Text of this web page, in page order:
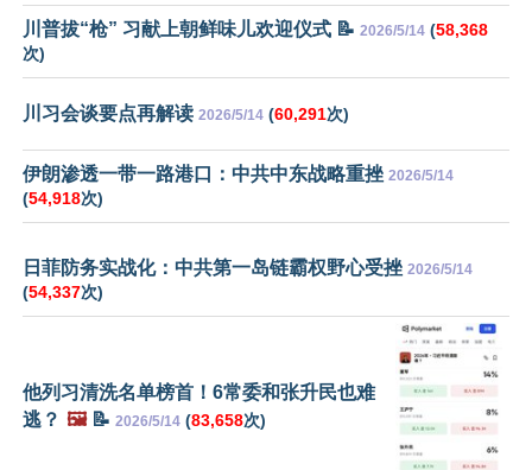
川普拔“枪” 习献上朝鲜味儿欢迎仪式 📝 2026/5/14 (58,368
次)
川习会谈要点再解读 2026/5/14 (60,291次)
伊朗渗透一带一路港口：中共中东战略重挫 2026/5/14
(54,918次)
日菲防务实战化：中共第一岛链霸权野心受挫 2026/5/14
(54,337次)
他列习清洗名单榜首！6常委和张升民也难
逃？ 🖼️📝 2026/5/14 (83,658次)